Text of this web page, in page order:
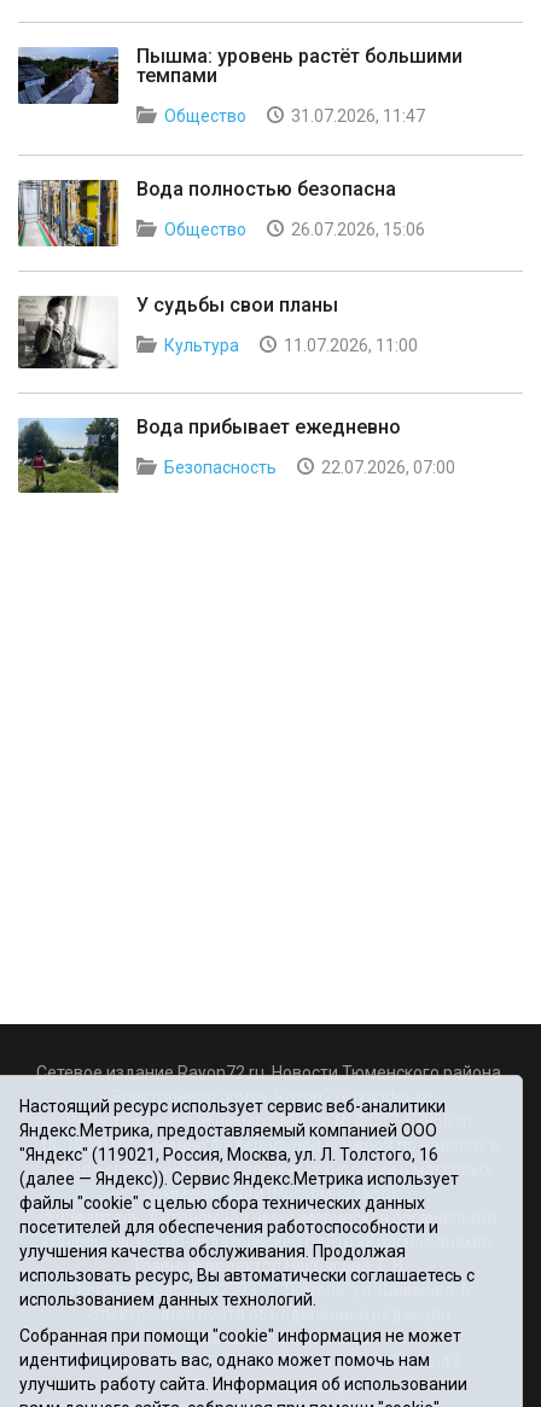
Пышма: уровень растёт большими
темпами
Общество 31.07.2026, 11:47
Вода полностью безопасна
Общество 26.07.2026, 15:06
У судьбы свои планы
Культура 11.07.2026, 11:00
Вода прибывает ежедневно
Безопасность 22.07.2026, 07:00
Сетевое издание Rayon72.ru. Новости Тюменского района.
Rayon72@yandex.ru
Регистрационный номер СМИ Эл № ФС77-67956 от
06.12.2016г., выдано Федеральной службой по надзору в
сфере связи, информационных технологий и массовых
коммуникаций (Роскомнадзор)
Учредитель: Автономная некоммерческая организация
«Информационно-издательский центр «Красное знамя».
Главный редактор Некрасова Т. В.
Почтовый адрес: 625031 г.Тюмень. ул. Шишкова, 6
Электронная почта объединенной редакции:
krasnoeznam@rambler.ru
Телефоны 8 (3452) 34-80-60, 69-56-73, 69-56-47
Политика оператора
Настоящий ресурс использует сервис веб-аналитики
Яндекс.Метрика, предоставляемый компанией ООО
"Яндекс" (119021, Россия, Москва, ул. Л. Толстого, 16
(далее — Яндекс)). Сервис Яндекс.Метрика использует
файлы "cookie" с целью сбора технических данных
посетителей для обеспечения работоспособности и
улучшения качества обслуживания. Продолжая
использовать ресурс, Вы автоматически соглашаетесь с
использованием данных технологий.
Собранная при помощи "cookie" информация не может
идентифицировать вас, однако может помочь нам
улучшить работу сайта. Информация об использовании